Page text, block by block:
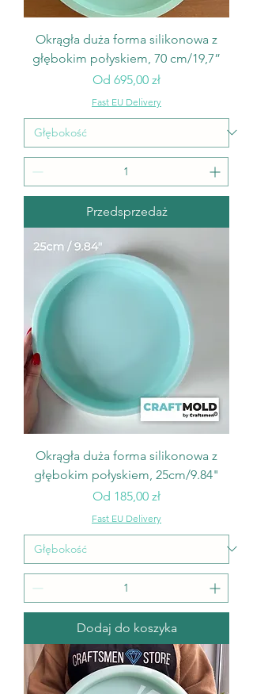
Okrągła duża forma silikonowa z
głębokim połyskiem, 70 cm/19,7”
Od 695,00 zł
Cena rabatowa
Fast EU Delivery
Przedsprzedaż
Okrągła duża forma silikonowa z
głębokim połyskiem, 25cm/9.84"
Od 185,00 zł
Cena rabatowa
Fast EU Delivery
Dodaj do koszyka